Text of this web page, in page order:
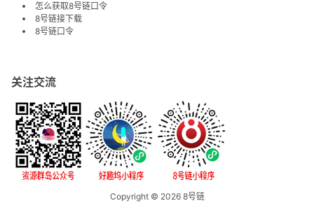
怎么获取8号链口令
8号链接下载
8号链口令
关注交流
Copyright © 20268号链